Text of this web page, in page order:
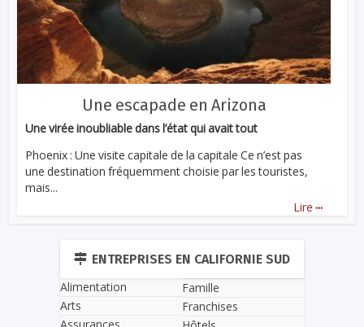
Une escapade en Arizona
Une virée inoubliable dans l’état qui avait tout
Phoenix : Une visite capitale de la capitale Ce n’est pas
une destination fréquemment choisie par les touristes,
mais...
Lire ...
ENTREPRISES EN CALIFORNIE SUD
Alimentation
Arts
Famille
Franchises